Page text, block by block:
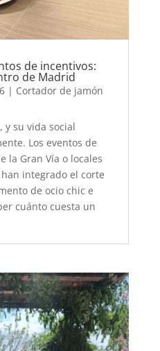
de incentivos:
de Madrid
| Cortador de jamón
su vida social
Los eventos de
la Gran Vía o locales
integrado el corte
de ocio chic e
cuánto cuesta un